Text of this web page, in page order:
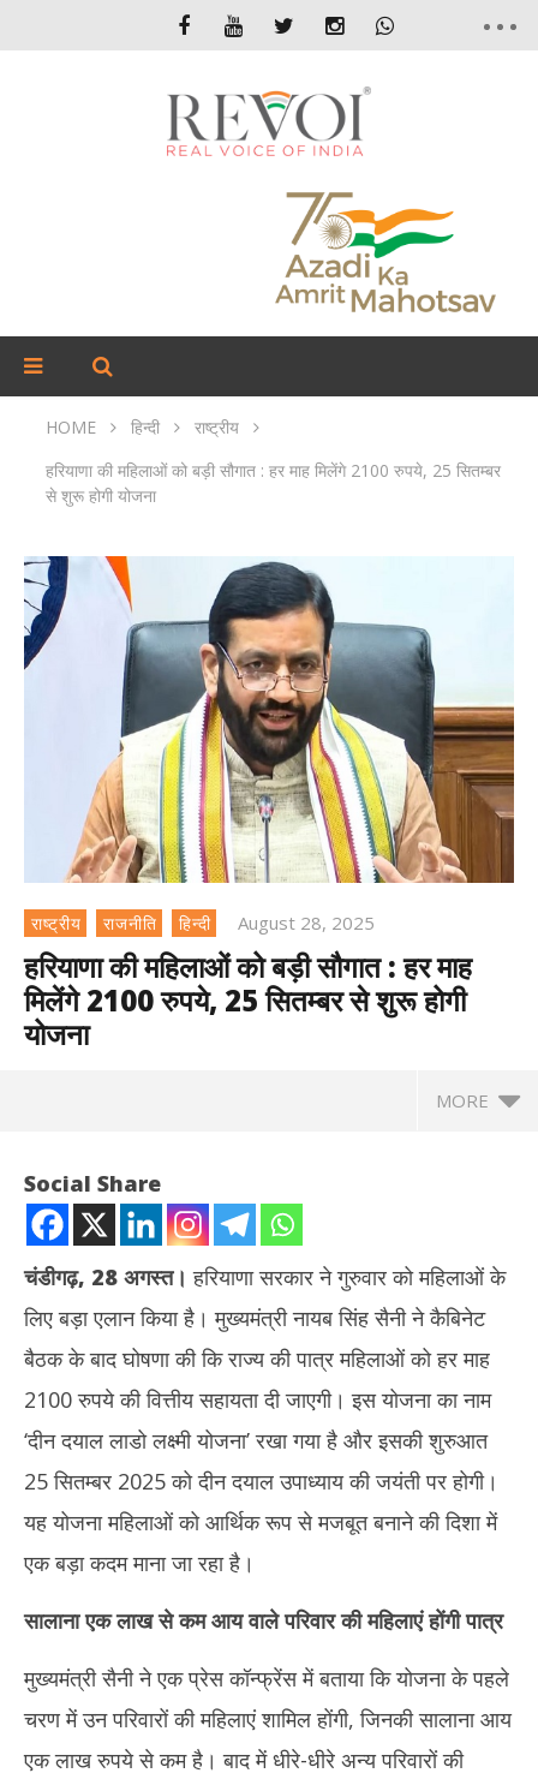
HOME हिन्दी
राष्ट्रीय
हरियाणा की महिलाओं को बड़ी सौगात : हर माह मिलेंगे 2100 रुपये, 25 सितम्बर
से शुरू होगी योजना
राष्ट्रीय राजनीति हिन्दी August 28, 2025
हरियाणा की महिलाओं को बड़ी सौगात : हर माह
मिलेंगे 2100 रुपये, 25 सितम्बर से शुरू होगी
योजना
MORE
हरियाणा की महिलाओं को बड़ी सौगात : हर माह मिलेंगे 2100 रुपये, 25 सितम्बर से
शुरू होगी योजना
August
2025
Social Share
चंडीगढ़, 28 अगस्त। हरियाणा सरकार ने गुरुवार को महिलाओं के
लिए बड़ा एलान किया है। मुख्यमंत्री नायब सिंह सैनी ने कैबिनेट
बैठक के बाद घोषणा की कि राज्य की पात्र महिलाओं को हर माह
2100 रुपये की वित्तीय सहायता दी जाएगी। इस योजना का नाम
‘दीन दयाल लाडो लक्ष्मी योजना’ रखा गया है और इसकी शुरुआत
25 सितम्बर 2025 को दीन दयाल उपाध्याय की जयंती पर होगी।
यह योजना महिलाओं को आर्थिक रूप से मजबूत बनाने की दिशा में
एक बड़ा कदम माना जा रहा है।
सालाना एक लाख से कम आय वाले परिवार की महिलाएं होंगी पात्र
मुख्यमंत्री सैनी ने एक प्रेस कॉन्फ्रेंस में बताया कि योजना के पहले
चरण में उन परिवारों की महिलाएं शामिल होंगी, जिनकी सालाना आय
एक लाख रुपये से कम है। बाद में धीरे-धीरे अन्य परिवारों की